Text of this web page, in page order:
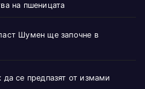
на пшеницата
Шумен ще започне в
се предпазят от измами